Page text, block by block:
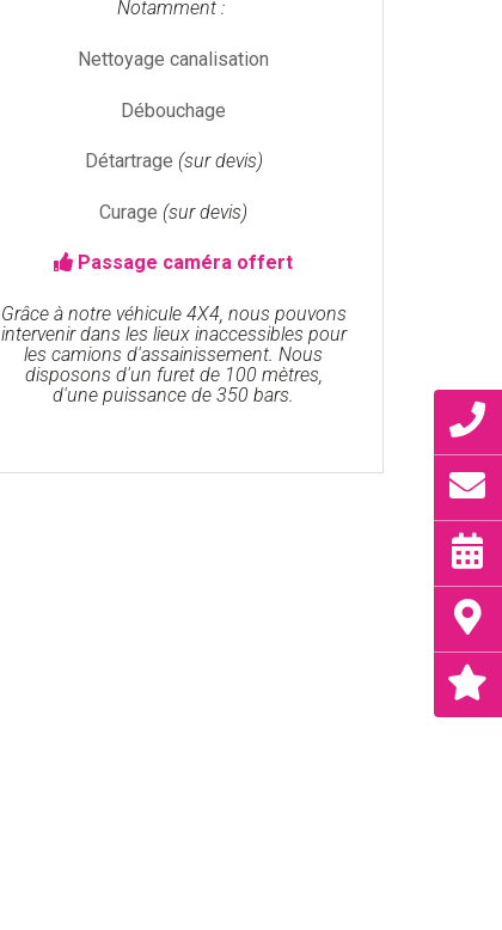
Notamment :
Nettoyage canalisation
Débouchage
Détartrage (sur devis)
Curage (sur devis)
Passage caméra offert
Grâce à notre véhicule 4X4, nous pouvons
intervenir dans les lieux inaccessibles pour
les camions d'assainissement. Nous
disposons d'un furet de 100 mètres,
d'une puissance de 350 bars.